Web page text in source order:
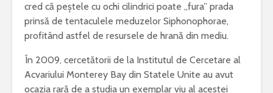
cred că peștele cu ochi cilindrici poate „fura” prada
prinsă de tentaculele meduzelor Siphonophorae,
profitând astfel de resursele de hrană din mediu.
În 2009, cercetătorii de la Institutul de Cercetare al
Acvariului Monterey Bay din Statele Unite au avut
ocazia rară de a studia un exemplar viu al acestei